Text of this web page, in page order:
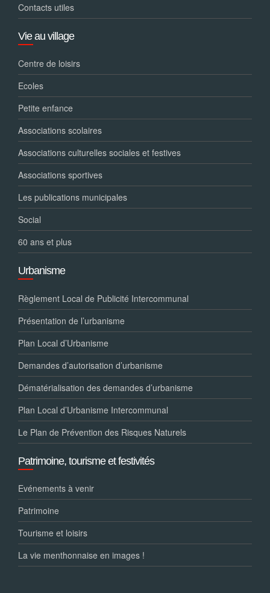
Contacts utiles
Vie au village
Centre de loisirs
Ecoles
Petite enfance
Associations scolaires
Associations culturelles sociales et festives
Associations sportives
Les publications municipales
Social
60 ans et plus
Urbanisme
Règlement Local de Publicité Intercommunal
Présentation de l’urbanisme
Plan Local d’Urbanisme
Demandes d’autorisation d’urbanisme
Dématérialisation des demandes d’urbanisme
Plan Local d’Urbanisme Intercommunal
Le Plan de Prévention des Risques Naturels
Patrimoine, tourisme et festivités
Evénements à venir
Patrimoine
Tourisme et loisirs
La vie menthonnaise en images !